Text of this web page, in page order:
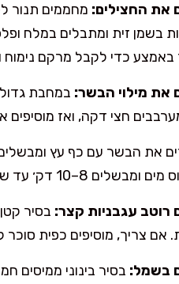
את החצילים:
באמצע כדי לקבל מרקם נימוח
את מילוי הבשר:
חצי דקה, ואז מוסיפים
את הבשר עם כף עץ ומבשלים
רוטב עגבניות קצר:
אם צריך, מוסיפים כפית
בשמל: בסיר בינוני ממיסים